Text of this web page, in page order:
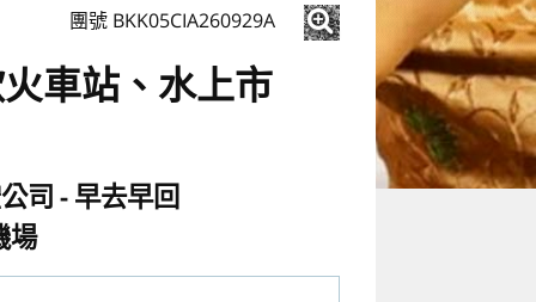
團號 BKK05CIA260929A
車站、水上市
司
早去早回
場